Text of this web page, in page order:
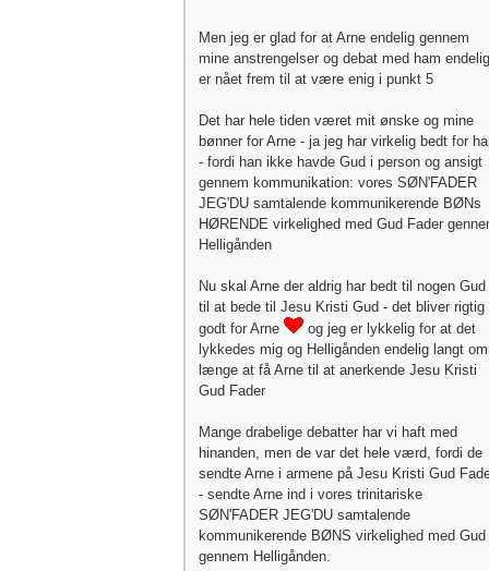
Men jeg er glad for at Arne endelig gennem
mine anstrengelser og debat med ham endelig
er nået frem til at være enig i punkt 5
Det har hele tiden været mit ønske og mine
bønner for Arne - ja jeg har virkelig bedt for
- fordi han ikke havde Gud i person og ansigt
gennem kommunikation: vores SØN'FADER
JEG'DU samtalende kommunikerende BØNs
HØRENDE virkelighed med Gud Fader
Helligånden
Nu skal Arne der aldrig har bedt til nogen Gud
til at bede til Jesu Kristi Gud - det bliver rigtig
godt for Arne
og jeg er lykkelig for at det
lykkedes mig og Helligånden endelig langt om
længe at få Arne til at anerkende Jesu Kristi
Gud Fader
Mange drabelige debatter har vi haft med
hinanden, men de var det hele værd, fordi de
sendte Arne i armene på Jesu Kristi Gud
- sendte Arne ind i vores trinitariske
SØN'FADER JEG'DU samtalende
kommunikerende BØNS virkelighed med Gud
gennem Helligånden.